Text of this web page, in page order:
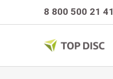
8 800 500 21 41